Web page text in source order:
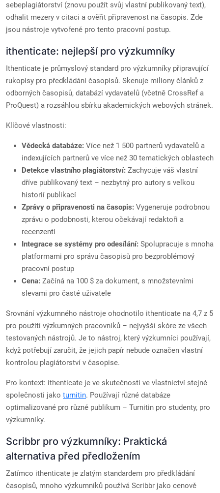
sebeplagiátorství (znovu použít svůj vlastní publikovaný text),
odhalit mezery v citaci a ověřit připravenost na časopis. Zde
jsou nástroje vytvořené pro tento pracovní postup.
ithenticate: nejlepší pro výzkumníky
Ithenticate je průmyslový standard pro výzkumníky připravující
rukopisy pro předkládání časopisů. Skenuje miliony článků z
odborných časopisů, databází vydavatelů (včetně CrossRef a
ProQuest) a rozsáhlou sbírku akademických webových stránek.
Klíčové vlastnosti:
Vědecká databáze: Více než 1 500 partnerů vydavatelů a
indexujících partnerů ve více než 30 tematických oblastech
Detekce vlastního plagiátorství: Zachycuje váš vlastní
dříve publikovaný text – nezbytný pro autory s velkou
historií publikací
Zprávy o připravenosti na časopis: Vygeneruje podrobnou
zprávu o podobnosti, kterou očekávají redaktoři a
recenzenti
Integrace se systémy pro odesílání: Spolupracuje s mnoha
platformami pro správu časopisů pro bezproblémový
pracovní postup
Cena: Začíná na 100 $ za dokument, s množstevními
slevami pro časté uživatele
Srovnání výzkumného nástroje ohodnotilo ithenticate na 4,7 z 5
pro použití výzkumných pracovníků – nejvyšší skóre ze všech
testovaných nástrojů. Je to nástroj, který výzkumníci používají,
když potřebují zaručit, že jejich papír nebude označen vlastní
kontrolou plagiátorství v časopise.
Pro kontext: ithenticate je ve skutečnosti ve vlastnictví stejné
společnosti jako turnitin. Používají různé databáze
optimalizované pro různé publikum – Turnitin pro studenty, pro
výzkumníky.
Scribbr pro výzkumníky: Praktická
alternativa před předložením
Zatímco ithenticate je zlatým standardem pro předkládání
časopisů, mnoho výzkumníků používá Scribbr jako cenově